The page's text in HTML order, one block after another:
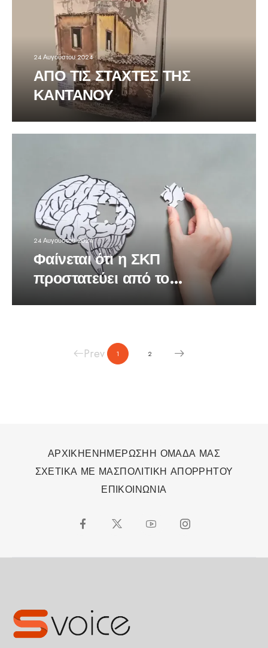
24 Αυγούστου 2024
ΑΠΟ ΤΙΣ ΣΤΑΧΤΕΣ ΤΗΣ
ΚΑΝΤΑΝΟΥ
24 Αυγούστου 2024
Φαίνεται ότι η ΣΚΠ
προστατεύει από το
Prev 1 2
ΑΡΧΙΚΗΕΝΗΜΕΡΩΣΗΗ ΟΜΑΔΑ ΜΑΣ
ΣΧΕΤΙΚΑ ΜΕ ΜΑΣΠΟΛΙΤΙΚΗ ΑΠΟΡΡΗΤΟΥ
ΕΠΙΚΟΙΝΩΝΙΑ